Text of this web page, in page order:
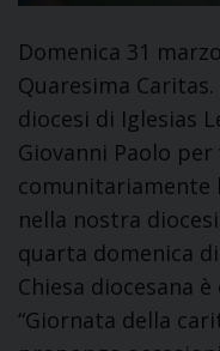
Domenica 31
Quaresima
diocesi di Iglesias
Giovanni Paolo
comunitariamente
nella nostra
quarta domenica
Chiesa diocesana
“Giornata della